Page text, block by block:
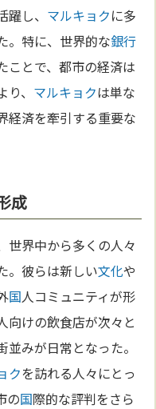
し、 マルキョクに多
。特に、世界的な銀行
ことで、都市の経済は
、 マルキョクは単な
経済を牽引する重要な
成
世界中から多くの人々
。彼らは新しい文化や
国人コミュニティが形
向けの飲食店が次々と
並みが日常となった。
クを訪れる人々にとっ
の国際的な評判をさら